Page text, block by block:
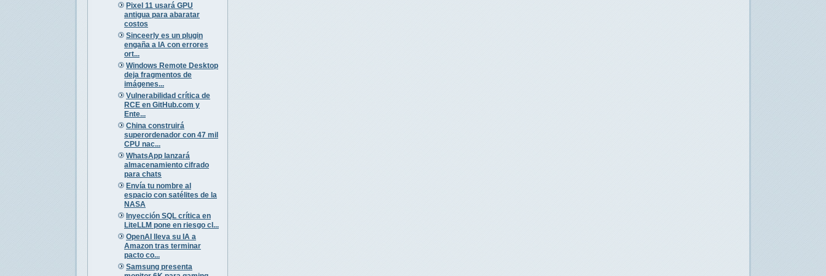
Pixel 11 usará GPU
antigua para abaratar
costos
Sinceerly es un plugin
engaña a IA con errores
ort...
Windows Remote Desktop
deja fragmentos de
imágenes...
Vulnerabilidad crítica de
RCE en GitHub.com y
Ente...
China construirá
superordenador con 47 mil
CPU nac...
WhatsApp lanzará
almacenamiento cifrado
para chats
Envía tu nombre al
espacio con satélites de la
NASA
Inyección SQL crítica en
LiteLLM pone en riesgo cl...
OpenAI lleva su IA a
Amazon tras terminar
pacto co...
Samsung presenta